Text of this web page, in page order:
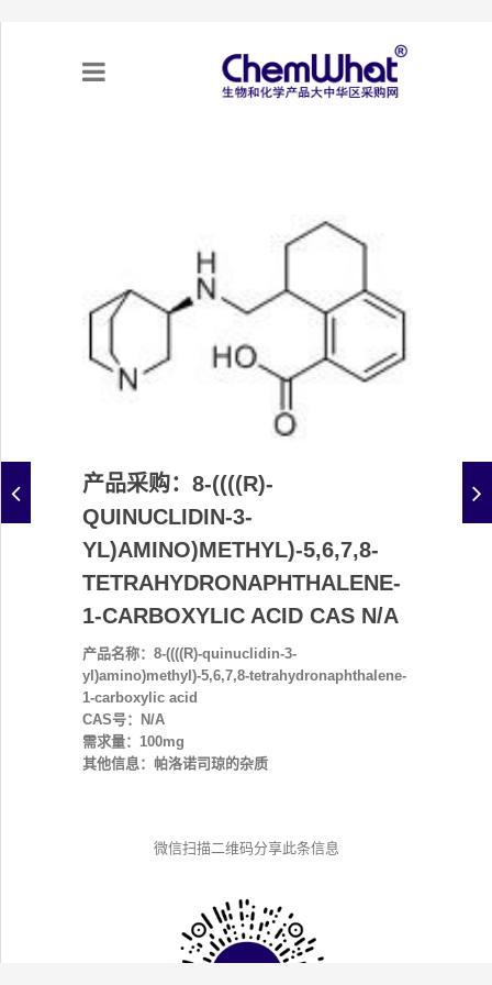
产品需求
专题采购
产品采购：8-((((R)-
QUINUCLIDIN-3-
YL)AMINO)METHYL)-5,6,7,8-
TETRAHYDRONAPHTHALENE-
1-CARBOXYLIC ACID CAS N/A
产品名称：8-((((R)-quinuclidin-3-
yl)amino)methyl)-5,6,7,8-tetrahydronaphthalene-
1-carboxylic acid
CAS号：N/A
需求量：100mg
其他信息：帕洛诺司琼的杂质
微信扫描二维码分享此条信息